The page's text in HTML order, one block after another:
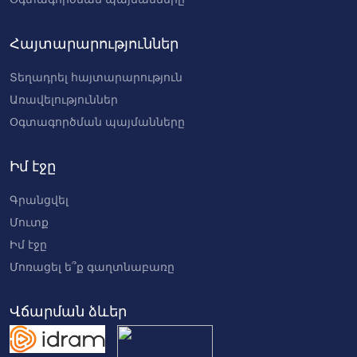
Հայտարարություններ
Տեղադրել հայտարարություն
Առավելություններ
Օգտագործման պայմանները
Իմ էջը
Գրանցվել
Մուտք
Իմ էջը
Մոռացել ե՞ք գաղտնաբառը
Վճարման ձևեր